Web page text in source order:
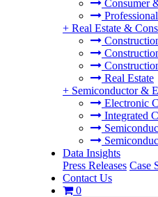
Consumer
+ Real Estate &
Real Estate
+ Semiconductor &
Electronic
Integrated
Data Insights
Press Releases Case
Contact Us
0